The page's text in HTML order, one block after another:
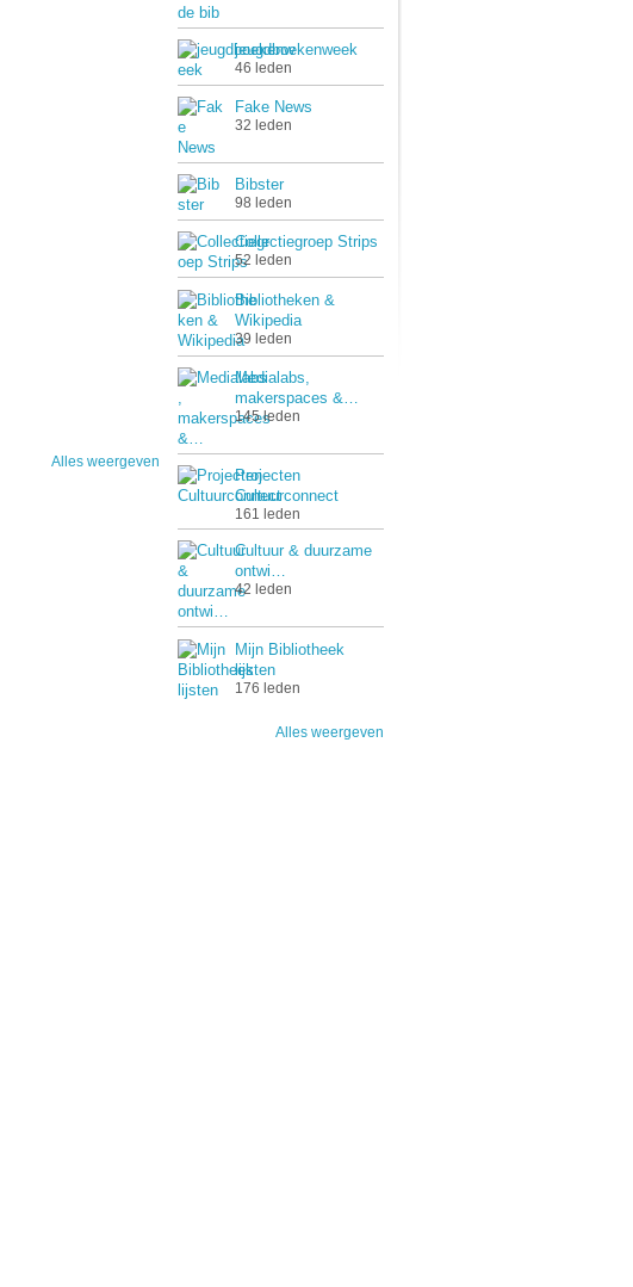
Alles weergeven
jeugdboekenweek
46 leden
Fake News
32 leden
Bibster
98 leden
Collectiegroep Strips
52 leden
Bibliotheken &
Wikipedia
39 leden
Medialabs,
makerspaces &…
145 leden
Projecten
Cultuurconnect
161 leden
Cultuur & duurzame
ontwi…
42 leden
Mijn Bibliotheek
lijsten
176 leden
Alles weergeven